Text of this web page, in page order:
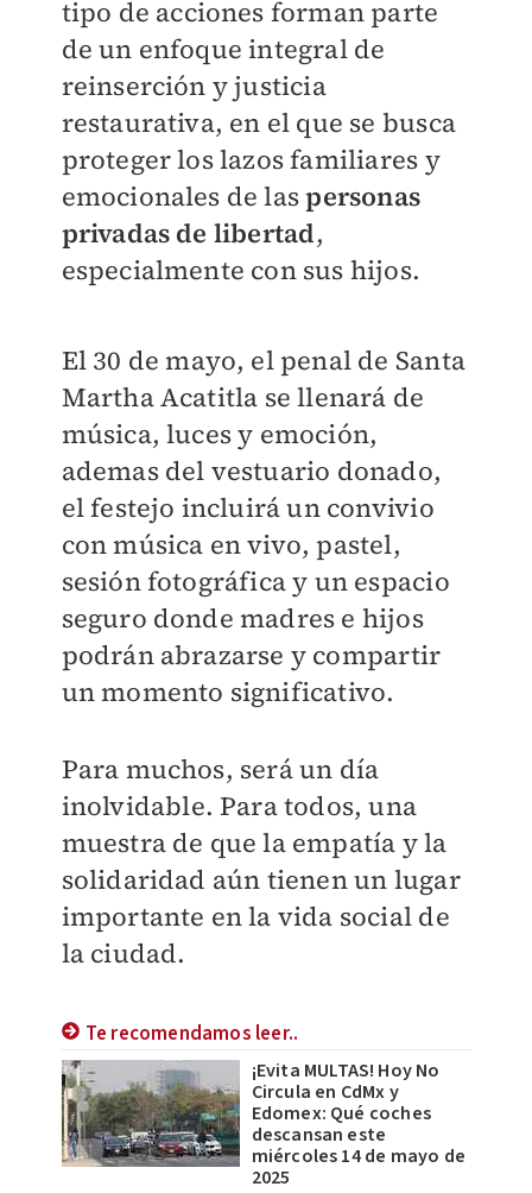
tipo de acciones forman parte
de un enfoque integral de
reinserción y justicia
restaurativa, en el que se busca
proteger los lazos familiares y
emocionales de laspersonas
privadas de libertad,
especialmente con sus hijos.
El 30 de mayo, el penal de Santa
Martha Acatitla se llenará de
música, luces y emoción,
ademas del vestuario donado,
el festejo incluirá un convivio
con música en vivo, pastel,
sesión fotográfica y un espacio
seguro donde madres e hijos
podrán abrazarse y compartir
un momento significativo.
Para muchos, será un día
inolvidable. Para todos, una
muestra de que la empatía y la
solidaridad aún tienen un lugar
importante en la vida social de
la ciudad.
Te recomendamos leer..
¡Evita MULTAS! Hoy No
Circula en CdMx y
Edomex: Qué coches
descansan este
miércoles 14 de mayo de
2025